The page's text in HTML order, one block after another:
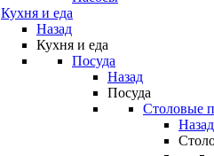
Кухня и еда
Назад
Кухня и еда
Посуда
Назад
Посуда
Столовые
Назад